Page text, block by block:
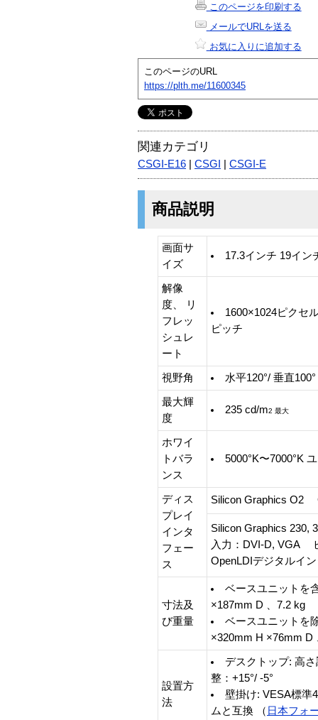
このページを印刷する
メールでURLを送る
お気に入りに追加する
このページのURL
https://plth.me/11600345
関連カテゴリ
CSGI-E16 CSGI CSGI-E
商品説明
画面サ
イズ
17.3インチ 19イン
解像
度、 リ
フレッ
シュレ
ート
1600×1024ピクセ
ピッチ
視野角 水平120°/ 垂直100°
最大輝
度
235 cd/m2 最大
ホワイ
トバラ
ンス
5000°K〜7000°K
ディス
プレイ
インタ
フェー
ス
Silicon Graphics O2
Silicon Graphics
入力：DVI-D, VGA
OpenLDIデジタルイ
寸法及
び重量
ベースユニットを
×187mm D 、7.2 kg
ベースユニットを
×320mm H ×76mm D
設置方
法
デスクトップ: 高
整：+15°/ -5°
壁掛け: VESA標準
ムと互換 （ 日本フォ